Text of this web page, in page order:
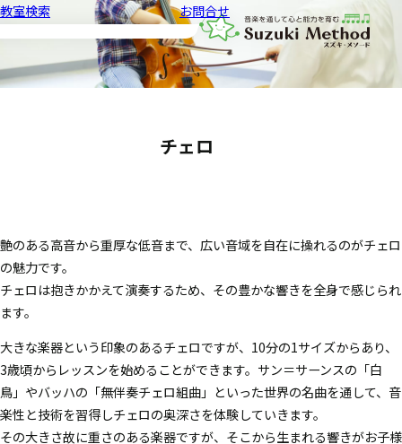
音楽教室スズキ・メソード | 公益
教室検索 お問合せ
チェロ
艶のある高音から重厚な低音まで、広い音域を自在に操れるのがチェロ
の魅力です。
チェロは抱きかかえて演奏するため、その豊かな響きを全身で感じられ
ます。
大きな楽器という印象のあるチェロですが、10分の1サイズからあり、
3歳頃からレッスンを始めることができます。サン＝サーンスの「白
鳥」やバッハの「無伴奏チェロ組曲」といった世界の名曲を通して、音
楽性と技術を習得しチェロの奥深さを体験していきます。
その大きさ故に重さのある楽器ですが、そこから生まれる響きがお子様